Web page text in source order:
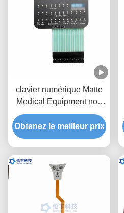
clavier numérique Matte
Medical Equipment non
tactile de membrane de
3M467 LED
Obtenez le meilleur prix